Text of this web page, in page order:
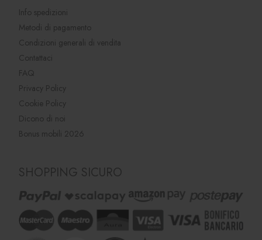
Info spedizioni
Metodi di pagamento
Condizioni generali di vendita
Contattaci
FAQ
Privacy Policy
Cookie Policy
Dicono di noi
Bonus mobili 2026
SHOPPING SICURO